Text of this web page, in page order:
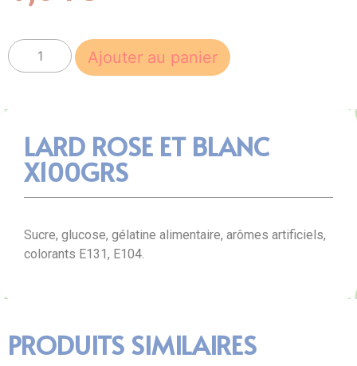
Ajouter au panier
LARD ROSE ET BLANC
X100GRS
Sucre, glucose, gélatine alimentaire, arômes artificiels,
colorants E131, E104.
PRODUITS SIMILAIRES